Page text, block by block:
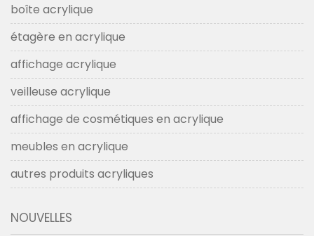
boîte acrylique
étagère en acrylique
affichage acrylique
veilleuse acrylique
affichage de cosmétiques en acrylique
meubles en acrylique
autres produits acryliques
NOUVELLES